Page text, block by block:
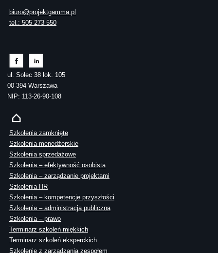
biuro@projektgamma.pl
tel.: 505 273 550
ul. Solec 38 lok. 105
00-394 Warszawa
NIP: 113-26-90-108
Szkolenia zamknięte
Szkolenia menedżerskie
Szkolenia sprzedażowe
Szkolenia – efektywność osobista
Szkolenia – zarządzanie projektami
Szkolenia HR
Szkolenia – kompetencje przyszłości
Szkolenia – administracja publiczna
Szkolenia – prawo
Terminarz szkoleń miękkich
Terminarz szkoleń eksperckich
Szkolenie z zarządzania zespołem